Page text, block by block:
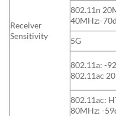
Receiver
Sensitivity
802.11n
40MHz:-
5G
802.11a: -
802.11ac
802.11ac:
80MHz: -